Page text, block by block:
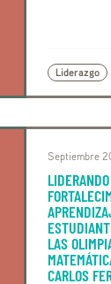
Liderazgo
Septiembre
LAS
CARLOS